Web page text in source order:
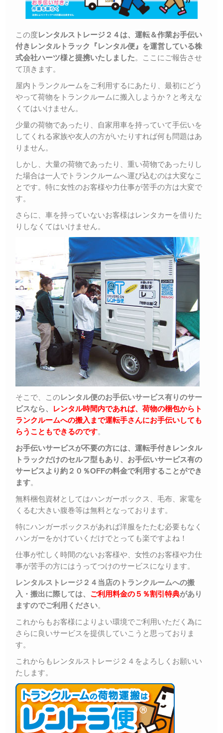
この度レンタルストレージ２４は、運転＆作業お手伝い
付きレンタルトラック『レンタル便』を運営している株
式会社ハーツ様と提携いたしました。ここにご報告させ
て頂きます。
屋内トランクルームをご利用するにあたり、最初にどう
やって荷物をトランクルームに搬入しようか？と考えな
くてはいけません。
少量の荷物であったり、自家用車を持っていて手伝いを
してくれる家族や友人の方がいたりすれば何も問題はあ
りません。
しかし、大量の荷物であったり、重い荷物であったりし
た場合は一人でトランクルームへ運び込むのは大変なこ
とです。特に女性のお客様や力仕事が苦手の方は大変で
す。
さらに、車を持っていないお客様はレンタカーを借りた
りしなくてはいけません。
そこで、このレンタル便のお手伝いサービス有りのサー
ビスなら、
レンタル時間内であれば、荷物の梱包からト
ランクルームへの搬入まで運転手さんにお手伝いしても
らうこともできるのです。
お手伝いサービスが不要の方には、運転手付きレンタル
トラックだけのセルフ型もあり、お手伝いサービス有の
サービスより約２０％OFFの料金で利用することができ
ます。
無料梱包資材としてはハンガーボックス、毛布、家電を
くるむ大きい腹巻等は無料となっております。
特にハンガーボックスがあれば洋服をたたむ必要もなく
ハンガーをかけていくだけでとっても楽ですよね！
仕事が忙しく時間のないお客様や、女性のお客様や力仕
事が苦手の方にはうってつけのサービスになります。
レンタルストレージ２４当店のトランクルームへの搬
入・搬出に際しては、 ご利用料金の５％割引特典があり
ますのでご利用ください。
これからもお客様によりよい環境でご利用いただく為に
さらに良いサービスを提供していこうと思っておりま
す。
これからもレンタルストレージ２４をよろしくお願いい
たします。